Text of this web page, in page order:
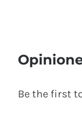
Be the first